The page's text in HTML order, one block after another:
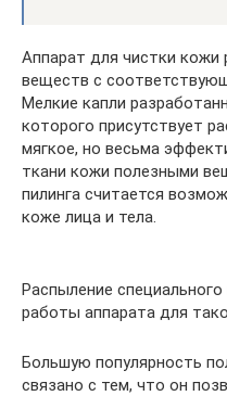
Аппарат для чистки
веществ с
Мелкие капли
которого присутствует
мягкое, но весьма
ткани кожи полезными
пилинга считается
коже лица и тела.
Распыление
работы аппарата для
Большую популярность
связано с тем, что он